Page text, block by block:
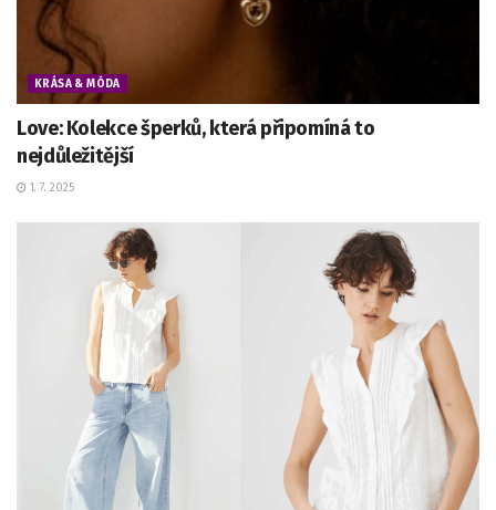
KRÁSA & MÓDA
Love: Kolekce šperků, která připomíná to
nejdůležitější
1. 7. 2025